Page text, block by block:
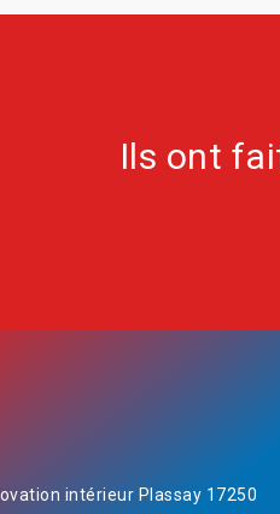
Ils ont
intérieur Plassay 17250